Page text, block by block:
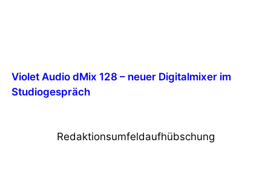
Violet Audio dMix 128 – neuer Digitalmixer im
Studiogespräch
Redaktionsumfeldaufhübschung